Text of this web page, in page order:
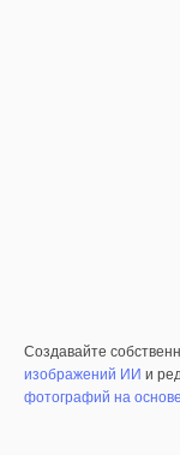
Создавайте
изображений ИИ и
фотографий на